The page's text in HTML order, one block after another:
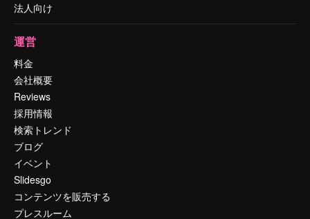
法人向け
運営
料金
会社概要
Reviews
採用情報
検索トレンド
ブログ
イベント
Slidesgo
コンテンツを販売する
プレスルーム